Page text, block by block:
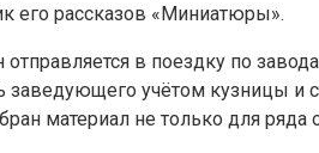
его рассказов «Миниатюры».
в поездку по
учётом кузницы и
материал не только для ряда